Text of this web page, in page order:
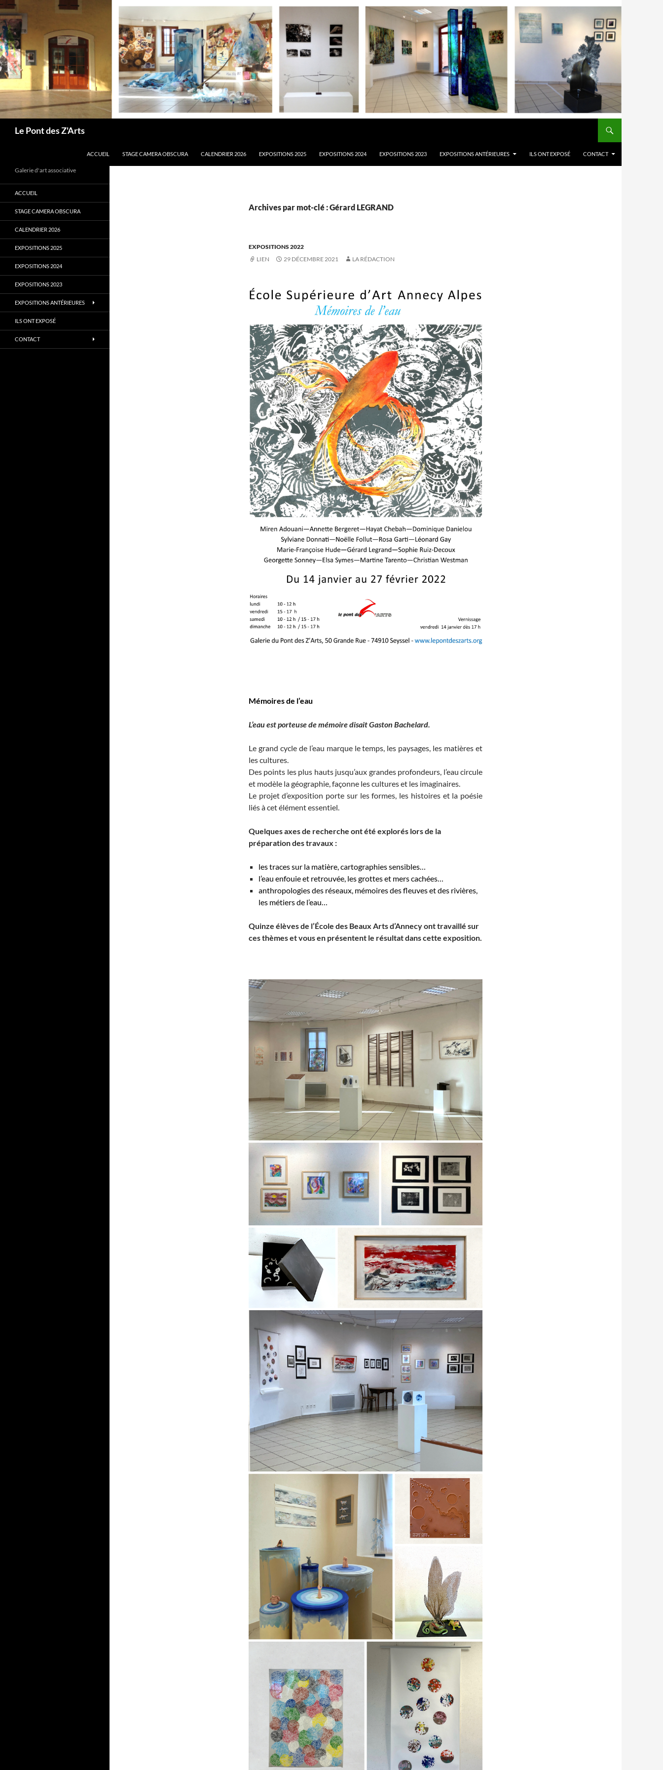
Aller
au
contenu
Le Pont des Z'Arts
ACCUEIL STAGE CAMERA OBSCURA CALENDRIER 2026 EXPOSITIONS 2025 EXPOSITIONS 2024 EXPOSITIONS 2023 EXPOSITIONS ANTÉRIEURES ILS ONT EXPOSÉ CONTACT
Archives par mot-clé : Gérard LEGRAND
EXPOSITIONS 2022
LIEN
29 DÉCEMBRE 2021 LA RÉDACTION
Mémoires de l’eau
L’eau est porteuse de mémoire disait Gaston Bachelard.
Le grand cycle de l’eau marque le temps, les paysages, les matières et
les cultures.
Des points les plus hauts jusqu’aux grandes profondeurs, l’eau circule
et modèle la géographie, façonne les cultures et les imaginaires.
Le projet d’exposition porte sur les formes, les histoires et la poésie
liés à cet élément essentiel.
Quelques axes de recherche ont été explorés lors de la
préparation des travaux :
les traces sur la matière, cartographies sensibles…
l’eau enfouie et retrouvée, les grottes et mers cachées…
anthropologies des réseaux, mémoires des fleuves et des rivières,
les métiers de l’eau…
Quinze élèves de l’École des Beaux Arts d’Annecy ont travaillé sur
ces thèmes et vous en présentent le résultat dans cette exposition.
Galerie d'art associative
ACCUEIL
STAGE CAMERA OBSCURA
CALENDRIER 2026
EXPOSITIONS 2025
EXPOSITIONS 2024
EXPOSITIONS 2023
EXPOSITIONS ANTÉRIEURES
ILS ONT EXPOSÉ
CONTACT